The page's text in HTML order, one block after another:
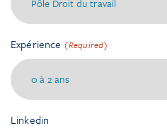
Expérience (Required)
Linkedin